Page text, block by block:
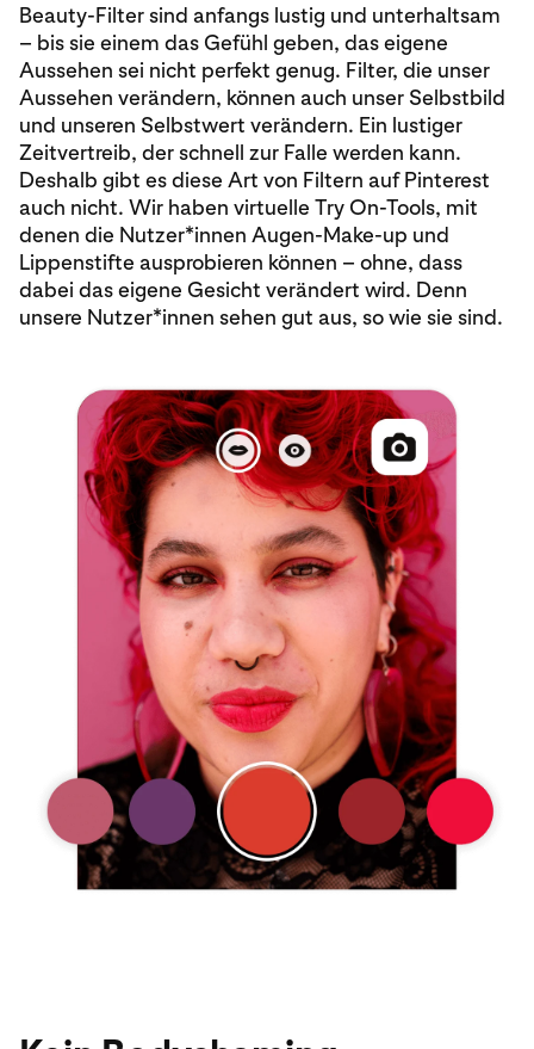
Beauty-Filter sind anfangs lustig und unterhaltsam
– bis sie einem das Gefühl geben, das eigene
Aussehen sei nicht perfekt genug. Filter, die unser
Aussehen verändern, können auch unser Selbstbild
und unseren Selbstwert verändern. Ein lustiger
Zeitvertreib, der schnell zur Falle werden kann.
Deshalb gibt es diese Art von Filtern auf Pinterest
auch nicht. Wir haben virtuelle Try On-Tools, mit
denen die Nutzer*innen Augen-Make-up und
Lippenstifte ausprobieren können – ohne, dass
dabei das eigene Gesicht verändert wird. Denn
unsere Nutzer*innen sehen gut aus, so wie sie sind.